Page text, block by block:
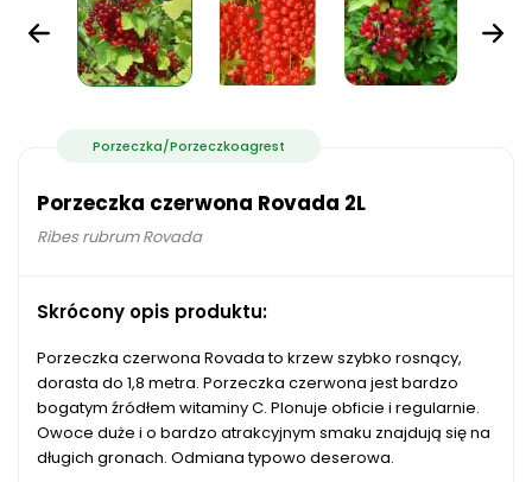
Porzeczka/Porzeczkoagrest
Porzeczka czerwona Rovada 2L
Ribes rubrum Rovada
Skrócony opis produktu:
Porzeczka czerwona Rovada to krzew szybko rosnący,
dorasta do 1,8 metra. Porzeczka czerwona jest bardzo
bogatym źródłem witaminy C. Plonuje obficie i regularnie.
Owoce duże i o bardzo atrakcyjnym smaku znajdują się na
długich gronach. Odmiana typowo deserowa.